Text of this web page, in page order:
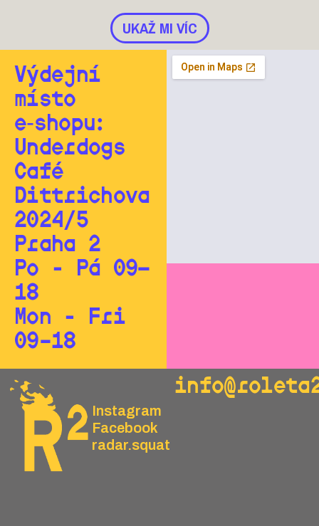
UKAŽ MI VÍC
Výdejní
místo
e‑shopu:
Underdogs
Café
Dittrichova
2024/5
Praha 2
Po - Pá 09—
18
Mon - Fri
09–18
Instagram
Facebook
radar.squat